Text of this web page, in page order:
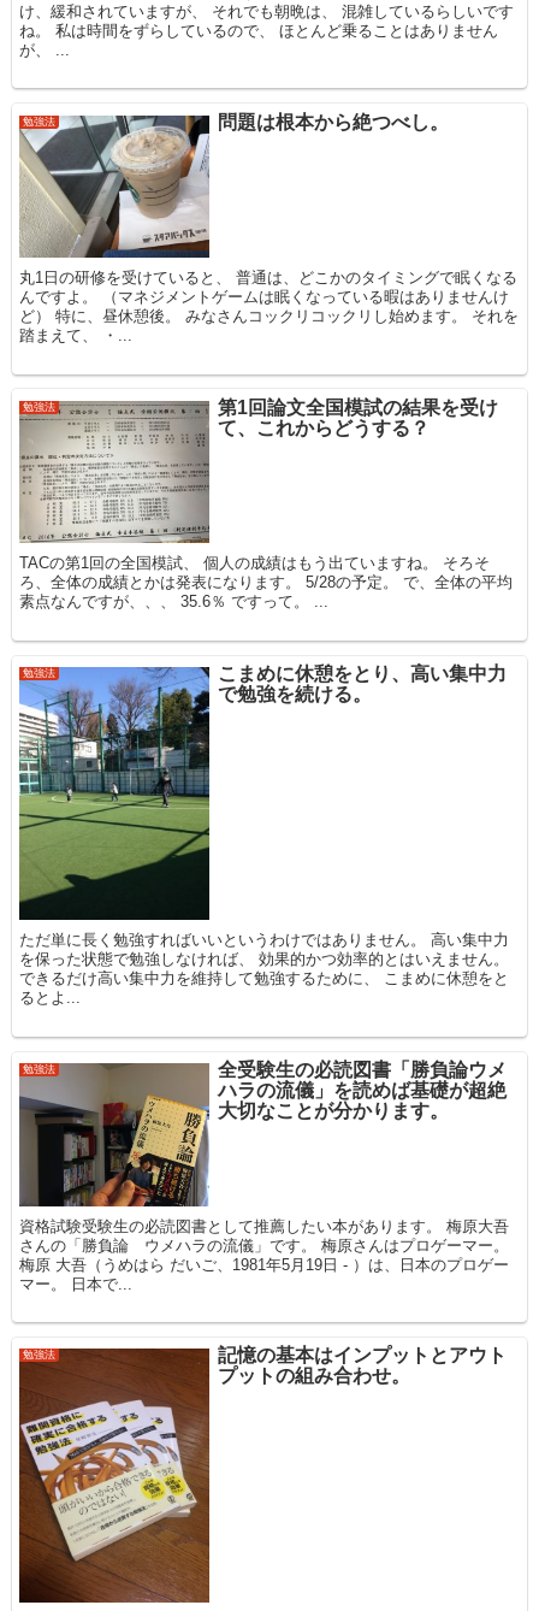
け、緩和されていますが、 それでも朝晩は、 混雑しているらしいです
ね。 私は時間をずらしているので、 ほとんど乗ることはありません
が、 ...
勉強法 問題は根本から絶つべし。
丸1日の研修を受けていると、 普通は、どこかのタイミングで眠くなる
んですよ。 （マネジメントゲームは眠くなっている暇はありませんけ
ど） 特に、昼休憩後。 みなさんコックリコックリし始めます。 それを
踏まえて、 ・...
勉強法
第1回論文全国模試の結果を受け
て、これからどうする？
TACの第1回の全国模試、 個人の成績はもう出ていますね。 そろそ
ろ、全体の成績とかは発表になります。 5/28の予定。 で、全体の平均
素点なんですが、、、 35.6％ ですって。 ...
勉強法
こまめに休憩をとり、高い集中力
で勉強を続ける。
ただ単に長く勉強すればいいというわけではありません。 高い集中力
を保った状態で勉強しなければ、 効果的かつ効率的とはいえません。
できるだけ高い集中力を維持して勉強するために、 こまめに休憩をと
るとよ...
勉強法
全受験生の必読図書「勝負論ウメ
ハラの流儀」を読めば基礎が超絶
大切なことが分かります。
資格試験受験生の必読図書として推薦したい本があります。 梅原大吾
さんの「勝負論 ウメハラの流儀」です。 梅原さんはプロゲーマー。
梅原 大吾（うめはら だいご、1981年5月19日 - ）は、日本のプロゲー
マー。 日本で...
勉強法
記憶の基本はインプットとアウト
プットの組み合わせ。